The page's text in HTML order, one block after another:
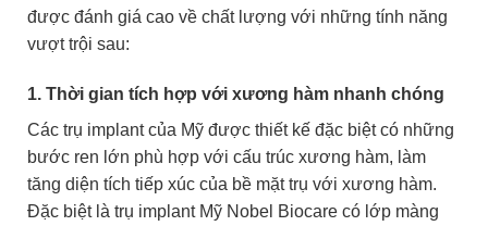
được đánh giá cao về chất lượng với những tính năng
vượt trội sau:
1. Thời gian tích hợp với xương hàm nhanh chóng
Các trụ implant của Mỹ được thiết kế đặc biệt có những
bước ren lớn phù hợp với cấu trúc xương hàm, làm
tăng diện tích tiếp xúc của bề mặt trụ với xương hàm.
Đặc biệt là trụ implant Mỹ Nobel Biocare có lớp màng